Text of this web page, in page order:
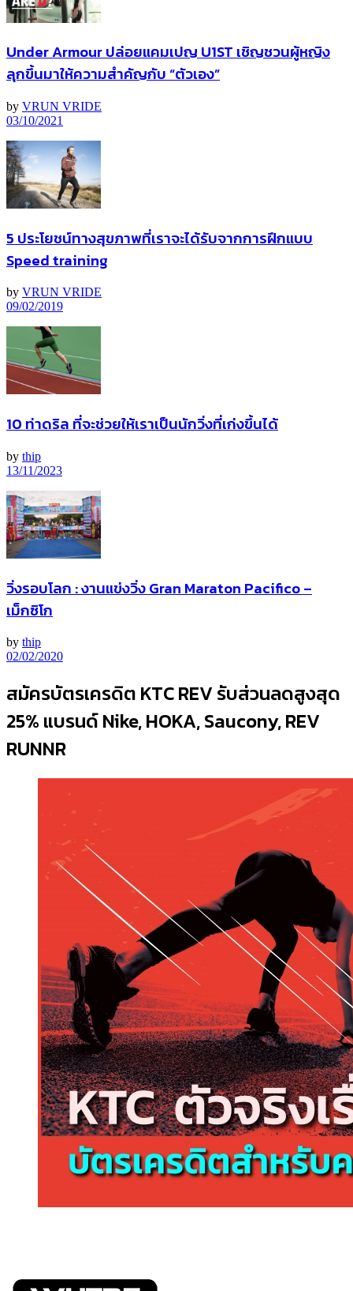
Under Armour ปล่อยแคมเปญ U1ST เชิญชวนผู้หญิง
ลุกขึ้นมาให้ความสำคัญกับ “ตัวเอง”
by VRUN VRIDE
03/10/2021
5 ประโยชน์ทางสุขภาพที่เราจะได้รับจากการฝึกแบบ
Speed training
by VRUN VRIDE
09/02/2019
10 ท่าดริล ที่จะช่วยให้เราเป็นนักวิ่งที่เก่งขึ้นได้
by thip
13/11/2023
วิ่งรอบโลก : งานแข่งวิ่ง Gran Maraton Pacifico –
เม็กซิโก
by thip
02/02/2020
สมัครบัตรเครดิต KTC REV รับส่วนลดสูงสุด
25% แบรนด์ Nike, HOKA, Saucony, REV
RUNNR